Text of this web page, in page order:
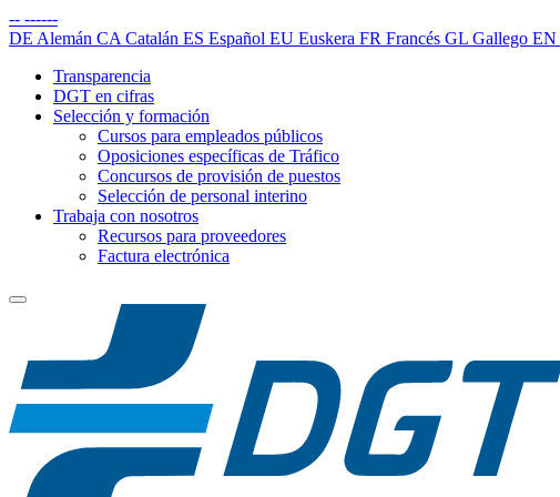
-- ------
DE Alemán CA Catalán ES Español EU Euskera FR Francés GL Gallego EN
Transparencia
DGT en cifras
Selección y formación
Cursos para empleados públicos
Oposiciones específicas de Tráfico
Concursos de provisión de puestos
Selección de personal interino
Trabaja con nosotros
Recursos para proveedores
Factura electrónica